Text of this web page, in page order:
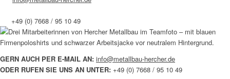
+49 (0) 7668 / 95 10 49
GERN AUCH PER E-MAIL AN: info@metallbau-hercher.de
ODER RUFEN SIE UNS AN UNTER: +49 (0) 7668 / 95 10 49